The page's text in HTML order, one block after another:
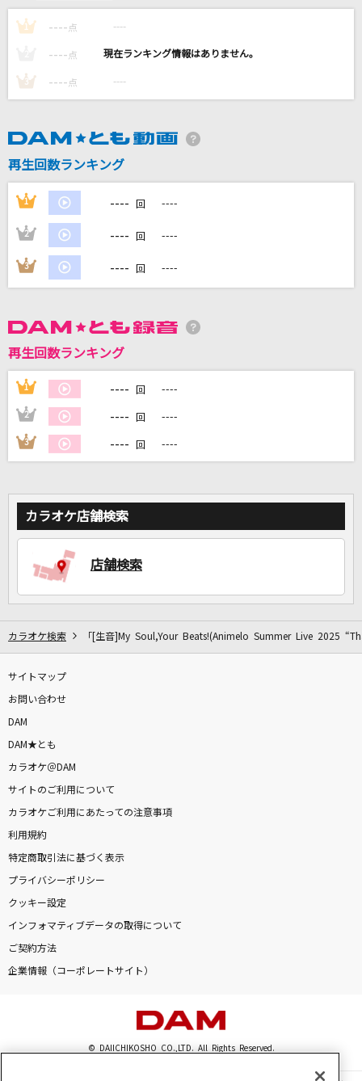
けものになりたい！
超学生
MAN WITH A MISSION × milet
ダーリン
天国
Mrs. GREEN APPLE
カラオケをもっと楽しもう！
自宅でカラオケ歌い放題！
家族や友達と一緒に！練習にも！
1 ---- 点 ----
---- 点 ----
3 ---- 点 ----
再生回数ランキング
1 ---- 回 ----
2 ---- 回 ----
3 ---- 回 ----
再生回数ランキング
1 ---- 回 ----
2 ---- 回 ----
3 ---- 回 ----
カラオケ店舗検索
店舗検索
カラオケ検索 「[生音]My Soul,Your Beats!(Animelo Summer Live 2025
サイトマップ
お問い合わせ
DAM
DAM★とも
カラオケ＠DAM
サイトのご利用について
カラオケご利用にあたっての注意事項
利用規約
特定商取引法に基づく表示
プライバシーポリシー
クッキー設定
インフォマティブデータの取得について
ご契約方法
企業情報（コーポレートサイト）
© DAIICHIKOSHO CO.,LTD. All Rights Reserved.